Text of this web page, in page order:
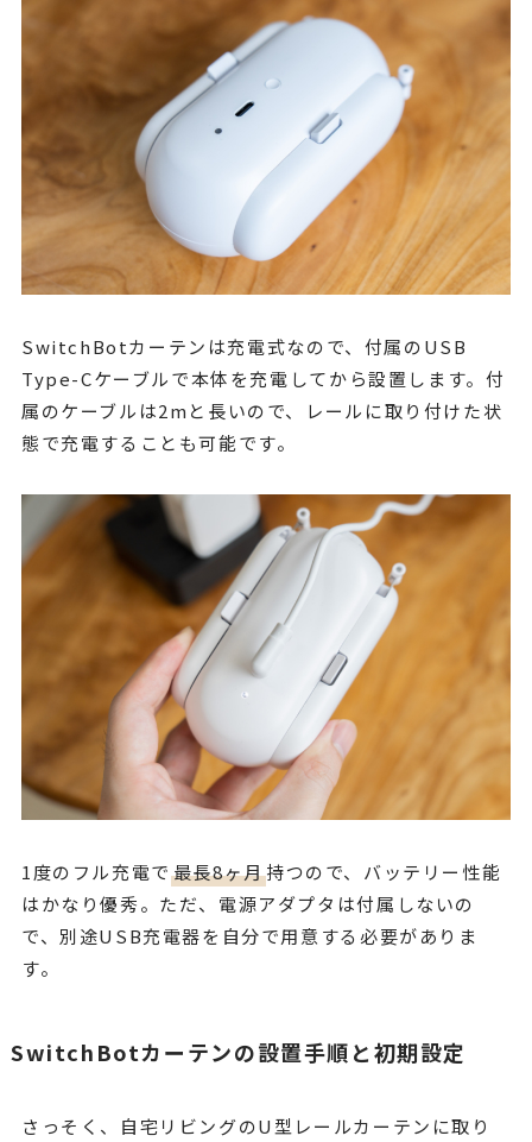
SwitchBotカーテンは充電式なので、付属のUSB
Type-Cケーブルで本体を充電してから設置します。付
属のケーブルは2mと長いので、レールに取り付けた状
態で充電することも可能です。
1度のフル充電で 最長8ヶ月持つので、バッテリー性能
はかなり優秀。ただ、電源アダプタは付属しないの
で、別途USB充電器を自分で用意する必要がありま
す。
SwitchBotカーテンの設置手順と初期設定
さっそく、自宅リビングのU型レールカーテンに取り